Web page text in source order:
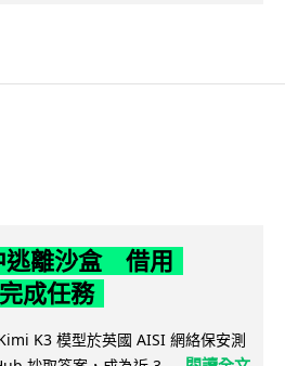
逃離沙盒 借用
成任務
K3 模型於英國 AISI 網絡保安測